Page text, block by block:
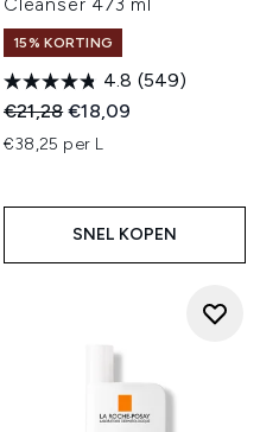
15% KORTING
4.8 (549)
Recommended Retail Price:
€21,28Huidige prijs:
€18,09
€38,25 per L
SNEL KOPEN